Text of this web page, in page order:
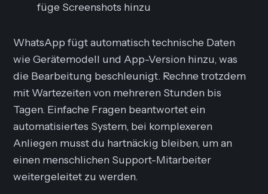
füge Screenshots hinzu
WhatsApp fügt automatisch technische Daten
wie Gerätemodell und App-Version hinzu, was
die Bearbeitung beschleunigt. Rechne trotzdem
mit Wartezeiten von mehreren Stunden bis
Tagen. Einfache Fragen beantwortet ein
automatisiertes System, bei komplexeren
Anliegen musst du hartnäckig bleiben, um an
einen menschlichen Support-Mitarbeiter
weitergeleitet zu werden.